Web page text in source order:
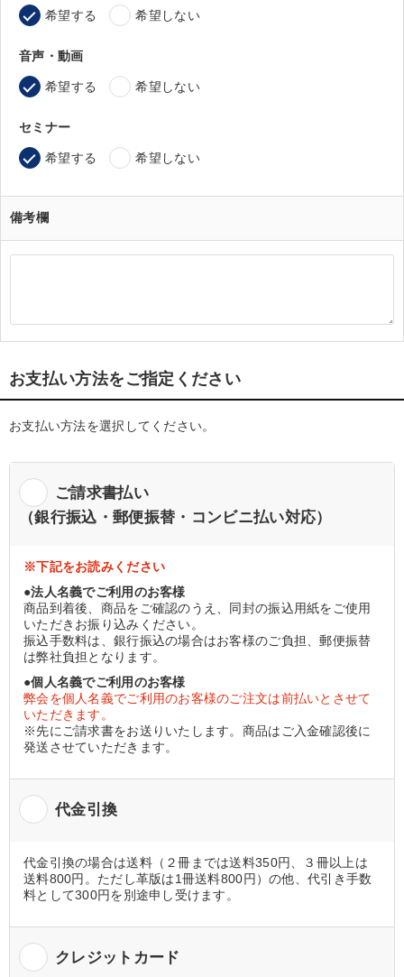
希望する 希望しない
音声・動画
希望する 希望しない
セミナー
希望する 希望しない
備考欄
お支払い方法をご指定ください
お支払い方法を選択してください。
ご請求書払い
（銀行振込・郵便振替・コンビニ払い対応）
※下記をお読みください
●法人名義でご利用のお客様
商品到着後、商品をご確認のうえ、同封の振込用紙をご使用
いただきお振り込みください。
振込手数料は、銀行振込の場合はお客様のご負担、郵便振替
は弊社負担となります。
●個人名義でご利用のお客様
弊会を個人名義でご利用のお客様のご注文は前払いとさせて
いただきます。
※先にご請求書をお送りいたします。商品はご入金確認後に
発送させていただきます。
代金引換
代金引換の場合は送料（２冊までは送料350円、３冊以上は
送料800円。ただし革版は1冊送料800円）の他、代引き手数
料として300円を別途申し受けます。
クレジットカード